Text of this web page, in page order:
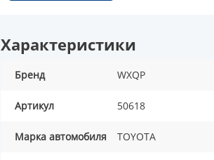
Характеристики
Бренд WXQP
Артикул 50618
Марка автомобиля TOYOTA